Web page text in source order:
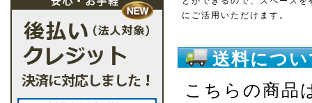
にご活用いただけます。
送料につ
こちらの商品